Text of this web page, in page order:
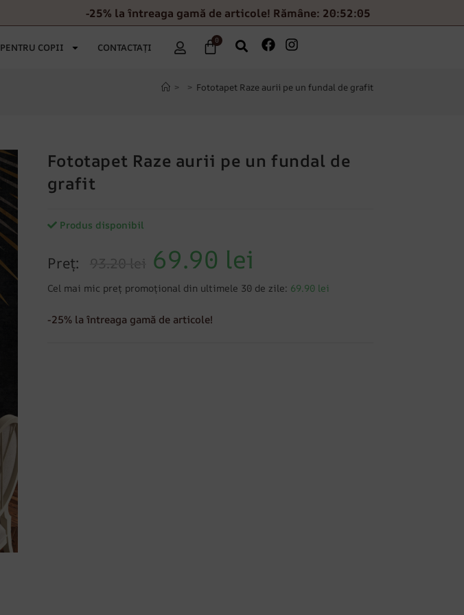
-25% la întreaga gamă de articole! Rămâne: 20:52:04
PENTRU COPII CONTACTAȚI
0
> > Fototapet Raze aurii pe un fundal de grafit
Fototapet Raze aurii pe un fundal de
grafit
Produs disponibil
Preț: 93.20 lei 69.90 lei
Cel mai mic preț promoțional din ultimele 30 de zile: 69.90 lei
-25% la întreaga gamă de articole!